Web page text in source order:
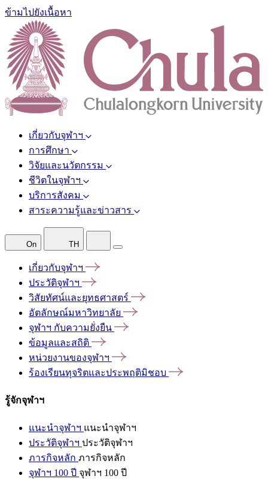
ข้ามไปยังเนื้อหา
เกี่ยวกับจุฬาฯ
การศึกษา
วิจัยและนวัตกรรม
ชีวิตในจุฬาฯ
บริการสังคม
สาระความรู้และข่าวสาร
On TH
เกี่ยวกับจุฬาฯ
ประวัติจุฬาฯ
วิสัยทัศน์และยุทธศาสตร์
อัตลักษณ์มหาวิทยาลัย
จุฬาฯ กับความยั่งยืน
ข้อมูลและสถิติ
หน่วยงานของจุฬาฯ
ร้องเรียนทุจริตและประพฤติมิชอบ
รู้จักจุฬาฯ
แนะนำจุฬาฯ แนะนำจุฬาฯ
ประวัติจุฬาฯ ประวัติจุฬาฯ
ภารกิจหลัก ภารกิจหลัก
จุฬาฯ 100 ปี จุฬาฯ 100 ปี